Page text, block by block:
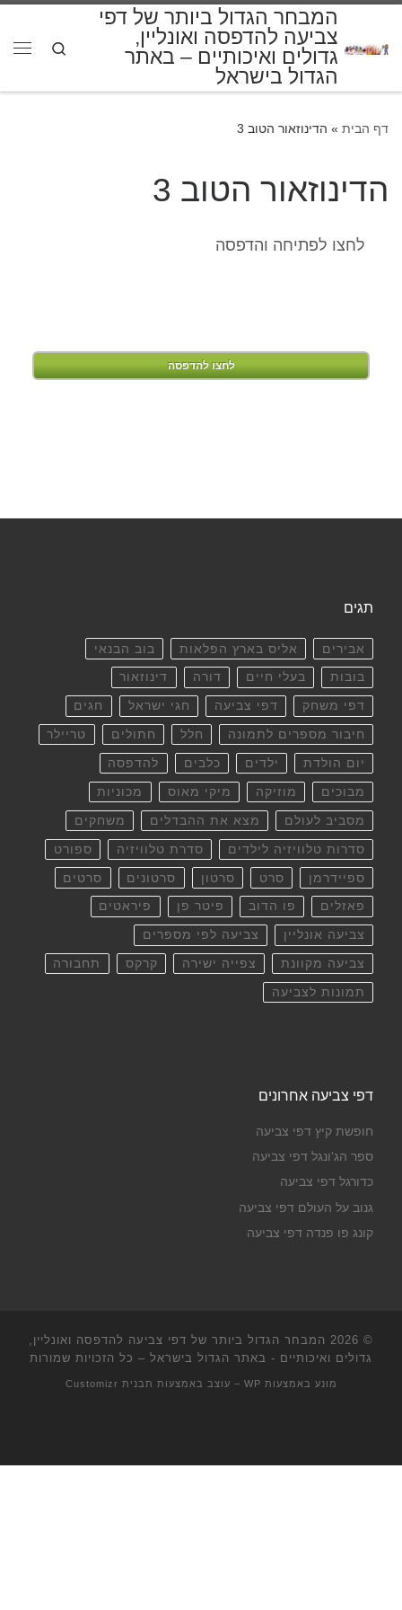
המבחר הגדול ביותר של דפי
צביעה להדפסה ואונליין,
גדולים ואיכותיים – באתר
הגדול בישראל
Search
דף הבית » הדינוזאור הטוב 3
הדינוזאור הטוב 3
לחצו לפתיחה והדפסה
לחצו להדפסה
תגים
אבירים אליס בארץ הפלאות בוב הבנאי
בובות בעלי חיים דורה דינוזאור
דפי משחק דפי צביעה חגי ישראל חגים
חיבור מספרים לתמונה חלל חתולים טריילר
יום הולדת ילדים כלבים להדפסה
מבוכים מוזיקה מיקי מאוס מכוניות
מסביב לעולם מצא את ההבדלים משחקים
סדרות טלוויזיה לילדים סדרת טלוויזיה ספורט
ספיידרמן סרט סרטון סרטונים סרטים
פאזלים פו הדוב פיטר פן פיראטים
צביעה אונליין צביעה לפי מספרים
צביעה מקוונת צפייה ישירה קרקס תחבורה
תמונות לצביעה
דפי צביעה אחרונים
חופשת קיץ דפי צביעה
ספר הג'ונגל דפי צביעה
כדורגל דפי צביעה
גנוב על העולם דפי צביעה
קונג פו פנדה דפי צביעה
© 2026
המבחר הגדול ביותר של דפי צביעה להדפסה ואונליין,
גדולים ואיכותיים - באתר הגדול בישראל – כל הזכויות שמורות
מונע באמצעות WP – עוצב באמצעות תבנית Customizr